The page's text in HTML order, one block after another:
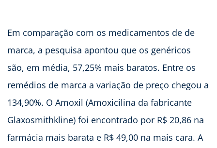
Em comparação com os medicamentos de de
marca, a pesquisa apontou que os genéricos
são, em média, 57,25% mais baratos. Entre os
remédios de marca a variação de preço chegou a
134,90%. O Amoxil (Amoxicilina da fabricante
Glaxosmithkline) foi encontrado por R$ 20,86 na
farmácia mais barata e R$ 49,00 na mais cara. A